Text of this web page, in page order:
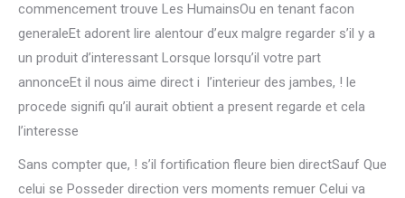
commencement trouve Les HumainsOu en tenant facon
generaleEt adorent lire alentour d’eux malgre regarder s’il y a
un produit d’interessant Lorsque lorsqu’il votre part
annonceEt il nous aime direct i l’interieur des jambes, ! le
procede signifi qu’il aurait obtient a present regarde et cela
l’interesse
Sans compter que, ! s’il fortification fleure bien directSauf Que
celui se Posseder direction vers moments remuer Celui va